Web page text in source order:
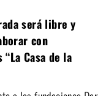
será libre y
con
Casa de la